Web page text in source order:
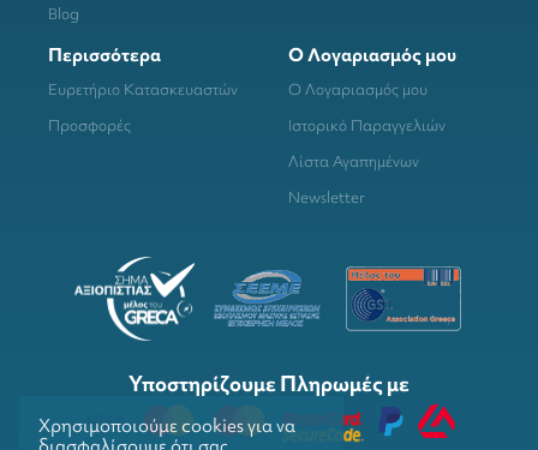
Blog
Περισσότερα
Ευρετήριο Κατασκευαστών
Προσφορές
Ο Λογαριασμός μου
Ο Λογαριασμός μου
Ιστορικό Παραγγελιών
Λίστα Αγαπημένων
Newsletter
Υποστηρίζουμε Πληρωμές με
Χρησιμοποιούμε cookies για να